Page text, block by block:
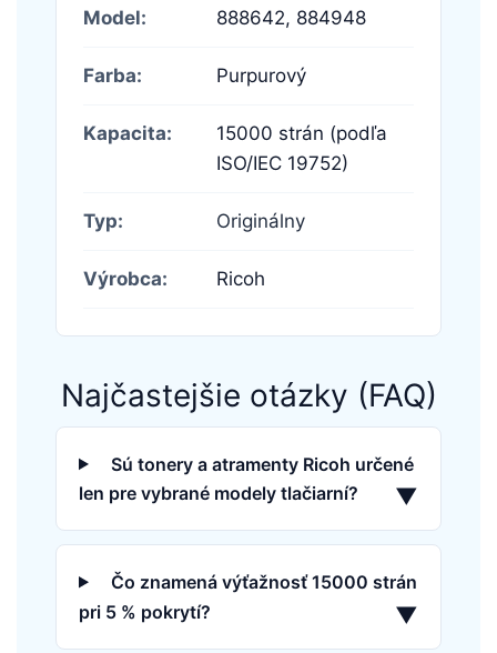
Model: 888642, 884948
Farba: Purpurový
Kapacita:
15000 strán (podľa
ISO/IEC 19752)
Typ: Originálny
Výrobca: Ricoh
Najčastejšie otázky (FAQ)
Sú tonery a atramenty Ricoh určené
len pre vybrané modely tlačiarní?
▼
Čo znamená výťažnosť 15000 strán
pri 5 % pokrytí?
▼